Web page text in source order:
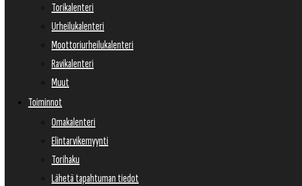
Torikalenteri
Urheilukalenteri
Moottoriurheilukalenteri
Ravikalenteri
Muut
Toiminnot
Omakalenteri
Elintarvikemyynti
Torihaku
Lähetä tapahtuman tiedot